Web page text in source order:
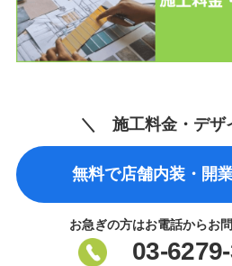
＼ 施工料金・デ
無料で店舗内装・開
お急ぎの方はお電話からお
03-